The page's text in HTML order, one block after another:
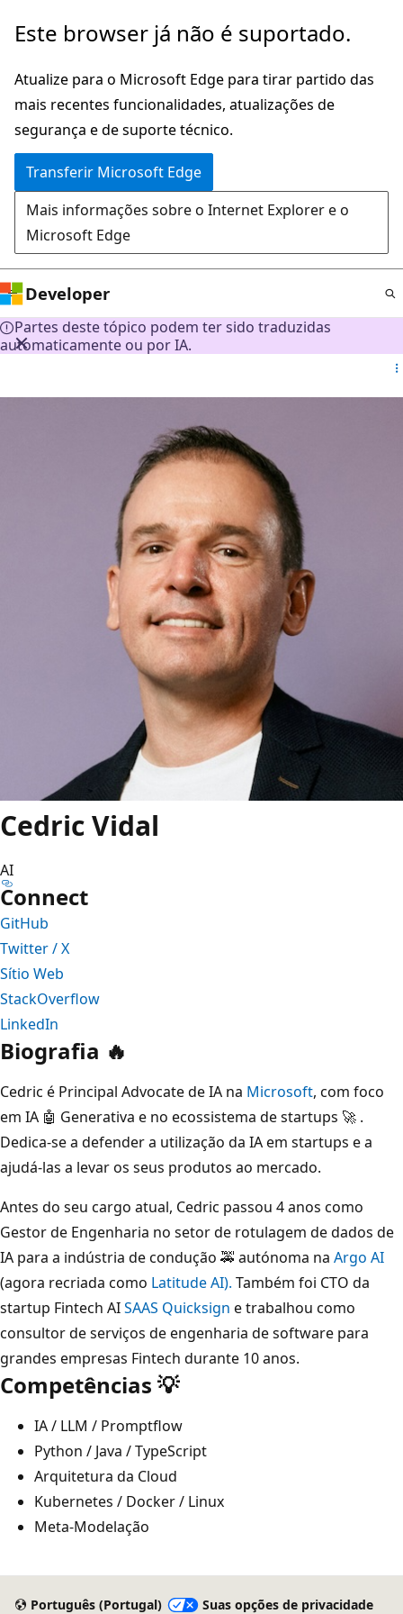
Saltar
o
conteúdo
principal
Este browser já não é suportado.
Atualize para o Microsoft Edge para tirar partido das
mais recentes funcionalidades, atualizações de
segurança e de suporte técnico.
Transferir Microsoft Edge
Mais informações sobre o Internet Explorer e o
Microsoft Edge
Developer
Partes deste tópico podem ter sido traduzidas
automaticamente ou por IA.
Cedric Vidal
AI
Connect
GitHub
Twitter / X
Sítio Web
StackOverflow
LinkedIn
Biografia 🔥
Cedric é Principal Advocate de IA na Microsoft, com foco
em IA 🤖 Generativa e no ecossistema de startups 🚀 .
Dedica-se a defender a utilização da IA em startups e a
ajudá-las a levar os seus produtos ao mercado.
Antes do seu cargo atual, Cedric passou 4 anos como
Gestor de Engenharia no setor de rotulagem de dados de
IA para a indústria de condução 🚕 autónoma na Argo AI
(agora recriada como Latitude AI). Também foi CTO da
startup Fintech AISAAS Quicksign e trabalhou como
consultor de serviços de engenharia de software para
grandes empresas Fintech durante 10 anos.
Competências 💡
IA / LLM / Promptflow
Python / Java / TypeScript
Arquitetura da Cloud
Kubernetes / Docker / Linux
Meta-Modelação
Português (Portugal) Suas opções de privacidade